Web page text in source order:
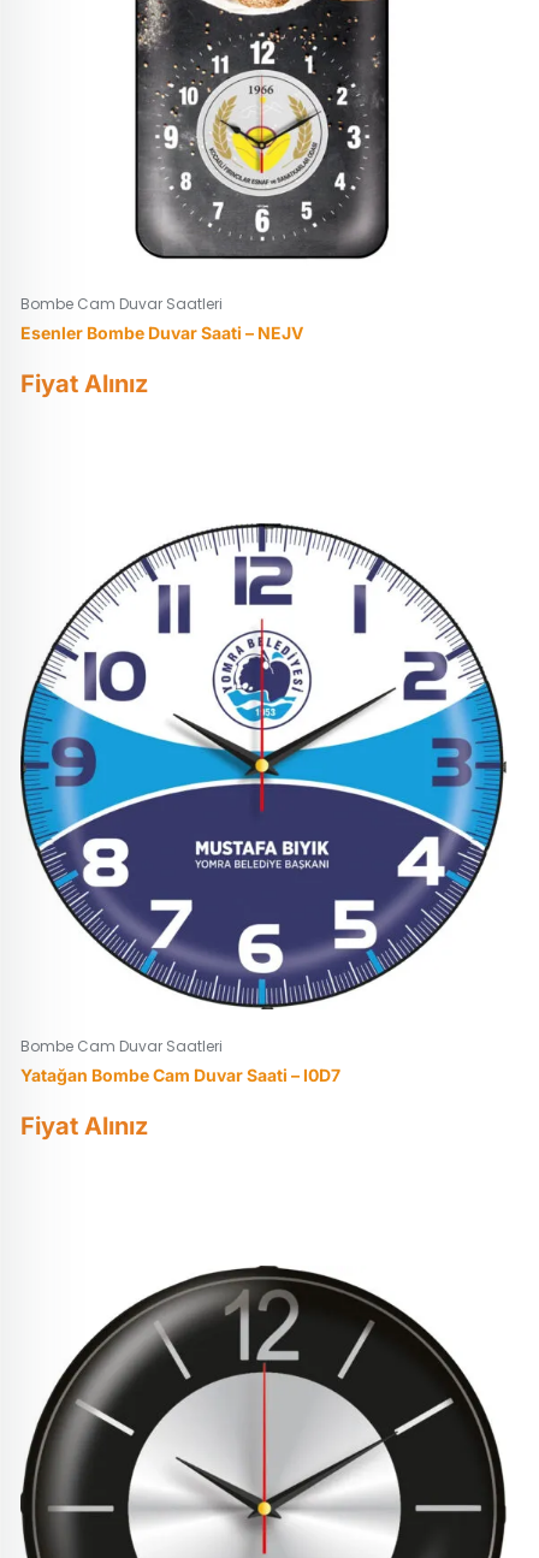
Bombe Cam Duvar Saatleri
Esenler Bombe Duvar Saati – NEJV
Fiyat Alınız
Bombe Cam Duvar Saatleri
Yatağan Bombe Cam Duvar Saati – I0D7
Fiyat Alınız